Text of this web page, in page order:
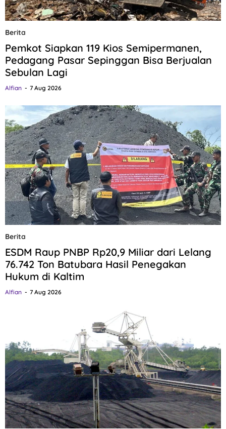
Berita
Pemkot Siapkan 119 Kios Semipermanen,
Pedagang Pasar Sepinggan Bisa Berjualan
Sebulan Lagi
Alfian 7 Aug 2026
Berita
ESDM Raup PNBP Rp20,9 Miliar dari Lelang
76.742 Ton Batubara Hasil Penegakan
Hukum di Kaltim
Alfian 7 Aug 2026